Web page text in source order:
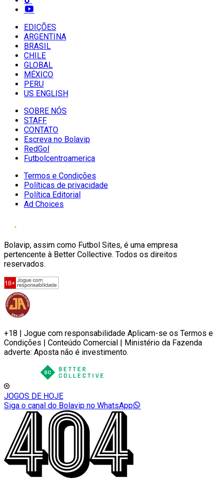
EDIÇÕES
ARGENTINA
BRASIL
CHILE
GLOBAL
MÉXICO
PERU
US ENGLISH
SOBRE NÓS
STAFF
CONTATO
Escreva no Bolavip
RedGol
Futbolcentroamerica
Termos e Condições
Políticas de privacidade
Política Editorial
Ad Choices
Bolavip, assim como Futbol Sites, é uma empresa
pertencente à Better Collective. Todos os direitos
reservados.
+18 | Jogue com responsabilidade Aplicam-se os Termos e
Condições | Conteúdo Comercial | Ministério da Fazenda
adverte: Aposta não é investimento.
JOGOS DE HOJE
Siga o canal do Bolavip no WhatsApp